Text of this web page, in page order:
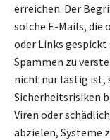
erreichen. Der
solche E-Mails,
oder Links gespickt
Spammen zu
nicht nur lästig ist,
Sicherheitsrisiken
Viren oder
abzielen, Systeme